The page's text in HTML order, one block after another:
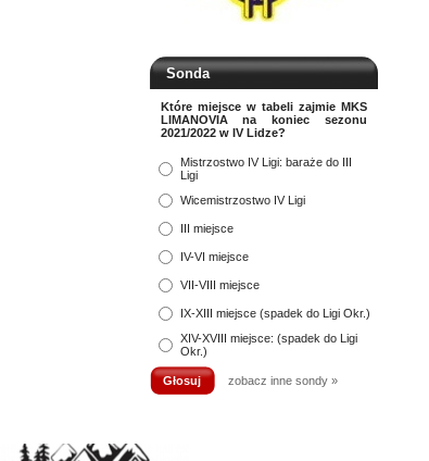
Sonda
Które miejsce w tabeli zajmie MKS
LIMANOVIA na koniec sezonu
2021/2022 w IV Lidze?
Mistrzostwo IV Ligi: baraże do III
Ligi
Wicemistrzostwo IV Ligi
III miejsce
IV-VI miejsce
VII-VIII miejsce
IX-XIII miejsce (spadek do Ligi Okr.)
XIV-XVIII miejsce: (spadek do Ligi
Okr.)
zobacz inne sondy »